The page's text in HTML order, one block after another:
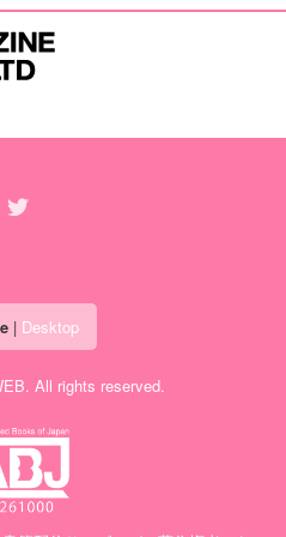
| Desktop
. All rights reserved.